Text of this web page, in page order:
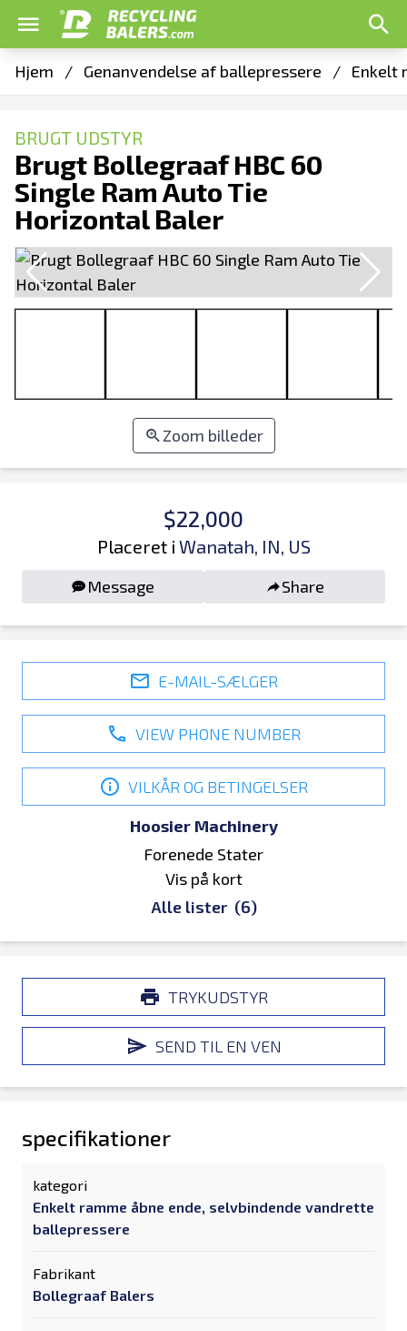
Hjem / Genanvendelse af ballepressere / Enkelt
BRUGT UDSTYR
Brugt Bollegraaf HBC 60
Single Ram Auto Tie
Horizontal Baler
Zoom billeder
$22,000
Placeret i Wanatah, IN, US
Message Share
E-MAIL-SÆLGER
VIEW PHONE NUMBER
VILKÅR OG BETINGELSER
Hoosier Machinery
Forenede Stater
Vis på kort
Alle lister (6)
TRYKUDSTYR
SEND TIL EN VEN
specifikationer
kategori
Enkelt ramme åbne ende, selvbindende vandrette
ballepressere
Fabrikant
Bollegraaf Balers